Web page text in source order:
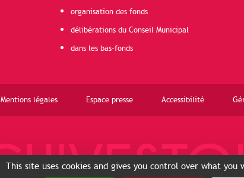
organisation des fonds
délibérations du Conseil Municipal
dans les bas-fonds
Mentions légales Espace presse Accessibilité
This site uses cookies and gives you control over what